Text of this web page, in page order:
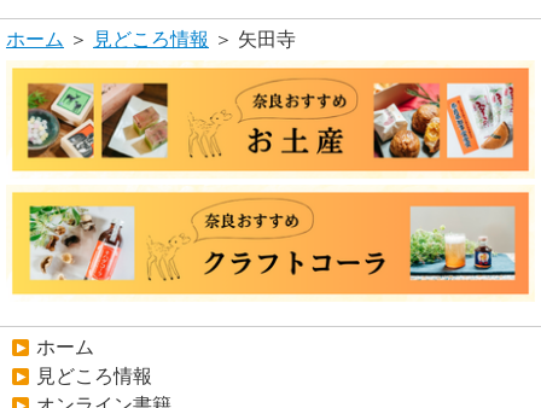
ホーム ＞ 見どころ情報 ＞ 矢田寺
ホーム
見どころ情報